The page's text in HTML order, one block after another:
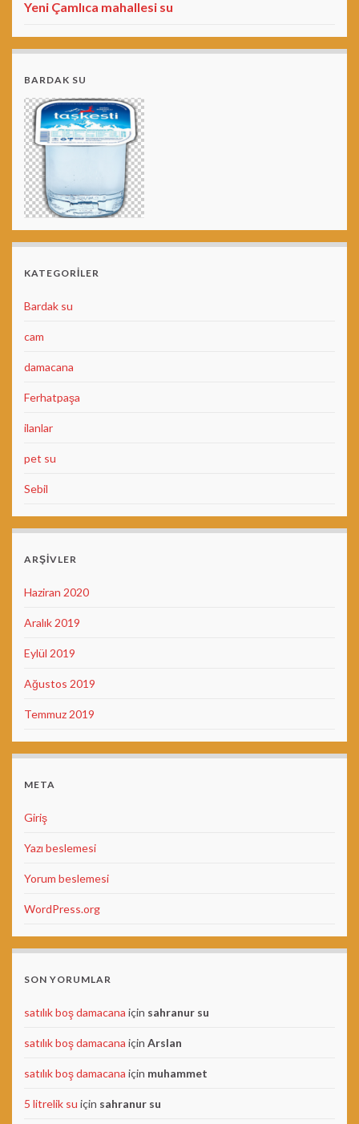
Yeni Çamlıca mahallesi su
BARDAK SU
KATEGORILER
Bardak su
cam
damacana
Ferhatpaşa
ilanlar
pet su
Sebil
ARŞIVLER
Haziran 2020
Aralık 2019
Eylül 2019
Ağustos 2019
Temmuz 2019
META
Giriş
Yazı beslemesi
Yorum beslemesi
WordPress.org
SON YORUMLAR
satılık boş damacana için sahranur su
satılık boş damacana için Arslan
satılık boş damacana için muhammet
5 litrelik su için sahranur su